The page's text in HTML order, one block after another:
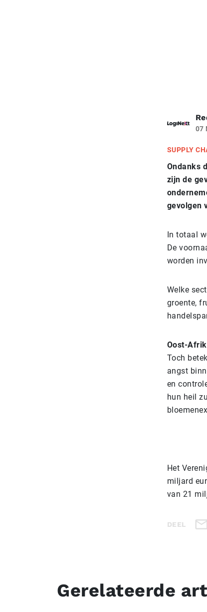
07
SUPPLY
Ondanks
zijn de
gevolgen
In totaal
De
worden
Welke
groente,
Oost-
Toch
angst
en
hun heil
Het
miljard
van 21
DEEL
Gerelateerde